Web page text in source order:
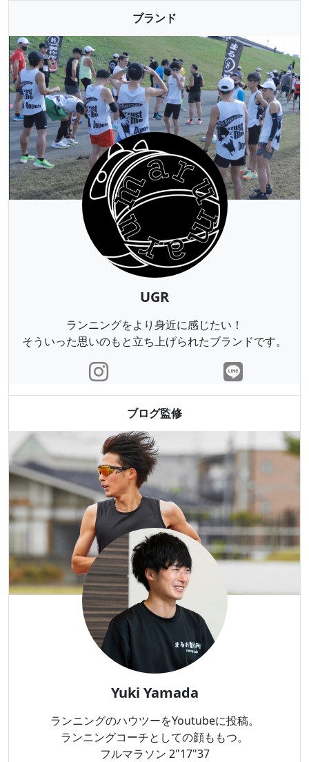
ブランド
UGR
ランニングをより身近に感じたい！
そういった思いのもと立ち上げられたブランドです。
ブログ監修
Yuki Yamada
ランニングのハウツーをYoutubeに投稿。
ランニングコーチとしての顔ももつ。
フルマラソン 2"17"37